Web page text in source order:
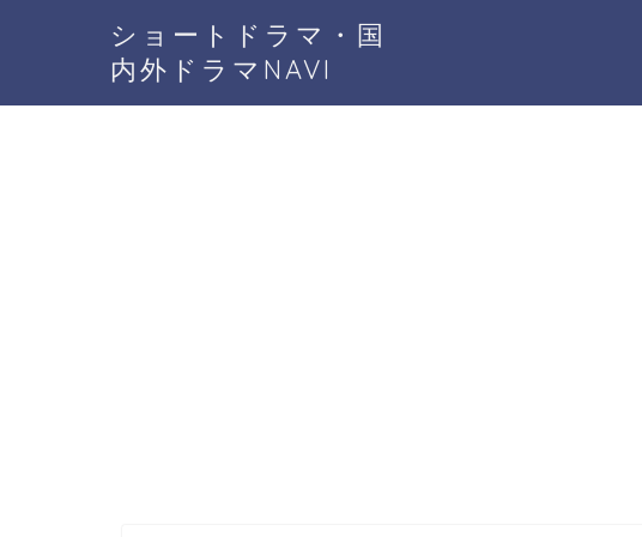
ショートドラマ・国
内外ドラマNAVI